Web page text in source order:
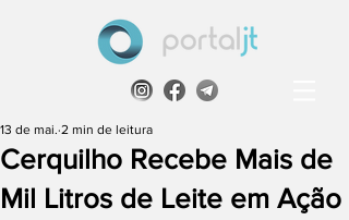
Cerquilho Recebe Mais de
Mil Litros de Leite em Ação
13 de mai. 2 min de leitura